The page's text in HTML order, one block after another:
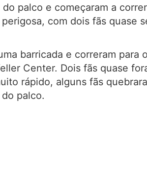
palco e começaram a
com dois fãs quase
barricada e correram para
Center. Dois fãs quase
rápido, alguns fãs
do palco.